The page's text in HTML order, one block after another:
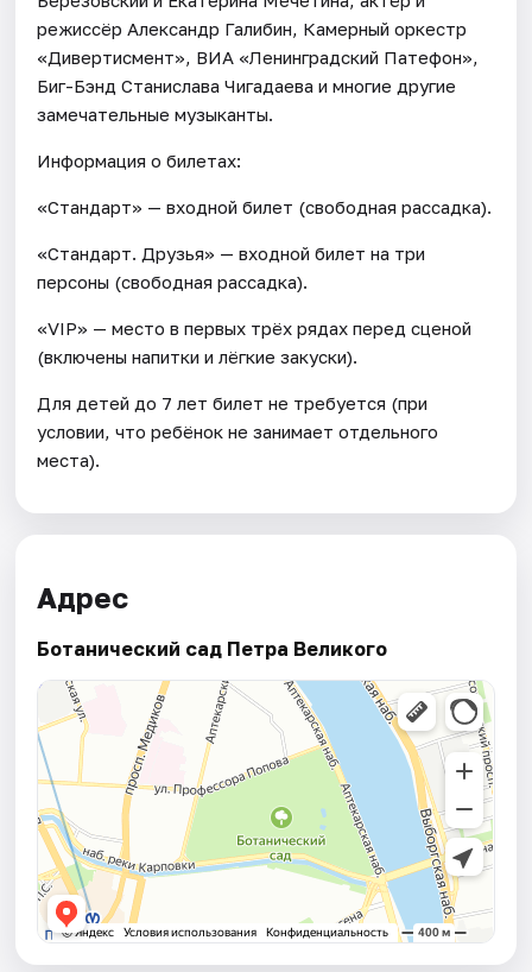
режиссёр Александр Галибин, Камерный оркестр
«Дивертисмент», ВИА «Ленинградский Патефон»,
Биг-Бэнд Станислава Чигадаева и многие другие
замечательные музыканты.
Информация о билетах:
«Стандарт» — входной билет (свободная рассадка).
«Стандарт. Друзья» — входной билет на три
персоны (свободная рассадка).
«VIP» — место в первых трёх рядах перед сценой
(включены напитки и лёгкие закуски).
Для детей до 7 лет билет не требуется (при
условии, что ребёнок не занимает отдельного
места).
Адрес
Ботанический сад Петра Великого